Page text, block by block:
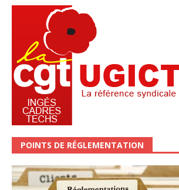
POINTS DE RÉGLEMENTATION